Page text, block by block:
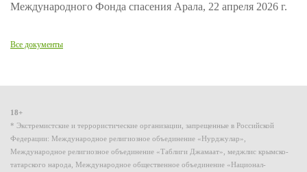
Международного Фонда спасения Арала, 22 апреля 2026 г.
Все документы
18+
* Экстремистские и террористические организации, запрещенные в Российской
Федерации: Международное религиозное объединение «Нурджулар»,
Международное религиозное объединение «Таблиги Джамаат», меджлис крымско-
татарского народа, Международное общественное объединение «Национал-